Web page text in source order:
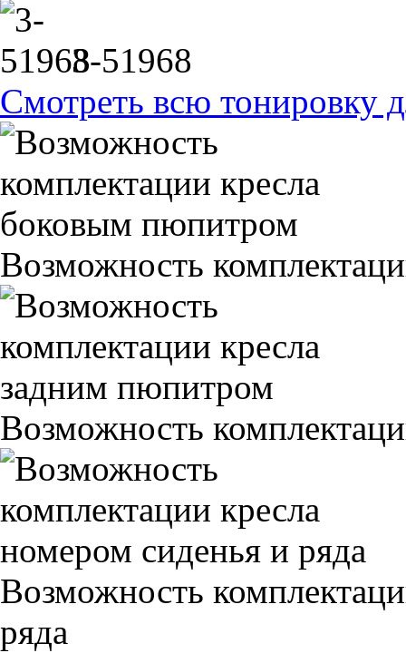
3-51968
Смотреть всю тонировку
Возможность
Возможность
Возможность
ряда